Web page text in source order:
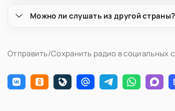
Можно ли слушать из другой страны?
Отправить/Сохранить радио в социальных